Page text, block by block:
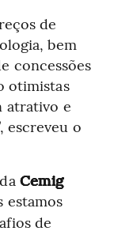
de
bem
concessões
otimistas
atrativo e
escreveu o
Cemig
estamos
de